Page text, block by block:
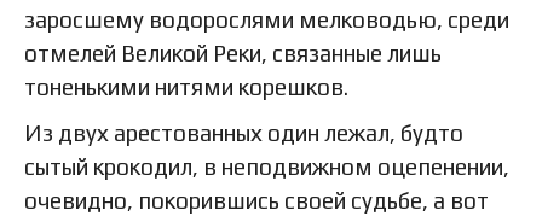
заросшему водорослями мелководью, среди
отмелей Великой Реки, связанные лишь
тоненькими нитями корешков.
Из двух арестованных один лежал, будто
сытый крокодил, в неподвижном оцепенении,
очевидно, покорившись своей судьбе, а вот